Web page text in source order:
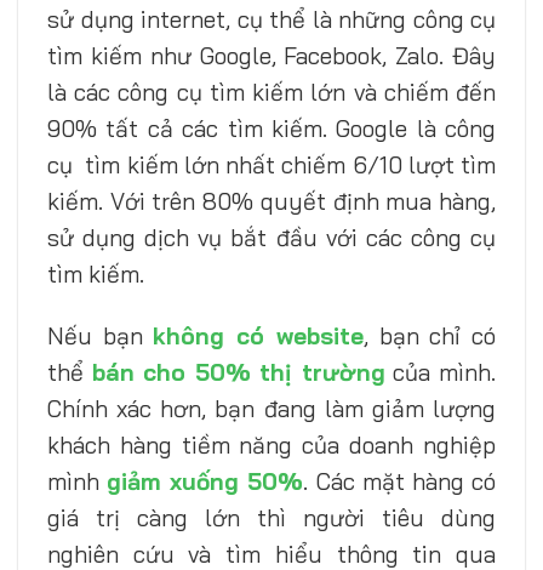
sử dụng internet, cụ thể là những công cụ
tìm kiếm như Google, Facebook, Zalo. Đây
là các công cụ tìm kiếm lớn và chiếm đến
90% tất cả các tìm kiếm. Google là công
cụ tìm kiếm lớn nhất chiếm 6/10 lượt tìm
kiếm. Với trên 80% quyết định mua hàng,
sử dụng dịch vụ bắt đầu với các công cụ
tìm kiếm.
Nếu bạn không có website, bạn chỉ có
thể bán cho 50% thị trường của mình.
Chính xác hơn, bạn đang làm giảm lượng
khách hàng tiềm năng của doanh nghiệp
mình giảm xuống 50%. Các mặt hàng có
giá trị càng lớn thì người tiêu dùng
nghiên cứu và tìm hiểu thông tin qua